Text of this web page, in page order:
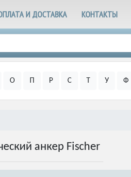
И ДОСТАВКА КОНТАКТЫ
О П Р С Т У Ф
анкер Fischer